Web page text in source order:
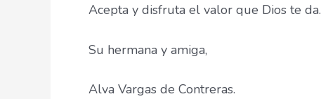
Acepta y disfruta el valor que Dios te da.
Su hermana y amiga,
Alva Vargas de Contreras.